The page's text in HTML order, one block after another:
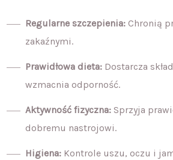
Regularne szczepienia:Chronią
zakaźnymi.
Prawidłowa dieta:Dostarcza
wzmacnia odporność.
Aktywność fizyczna:Sprzyja
dobremu nastrojowi.
Higiena:Kontrole uszu, oczu i